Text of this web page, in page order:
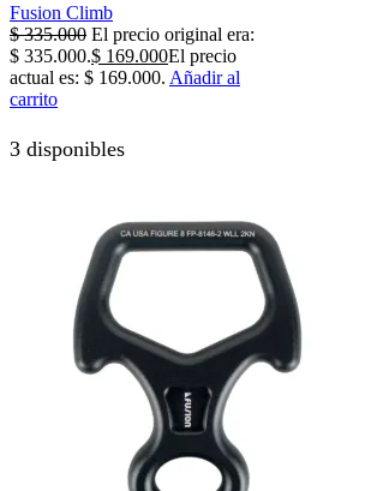
Fusion Climb
$335.000 El precio original era:
$ 335.000.$ 169.000El precio
actual es: $ 169.000. Añadir al
carrito
3 disponibles